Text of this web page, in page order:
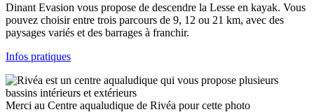
Dinant Evasion vous propose de descendre la Lesse en kayak. Vous
pouvez choisir entre trois parcours de 9, 12 ou 21 km, avec des
paysages variés et des barrages à franchir.
Infos pratiques
Merci au Centre aqualudique de Rivéa pour cette photo